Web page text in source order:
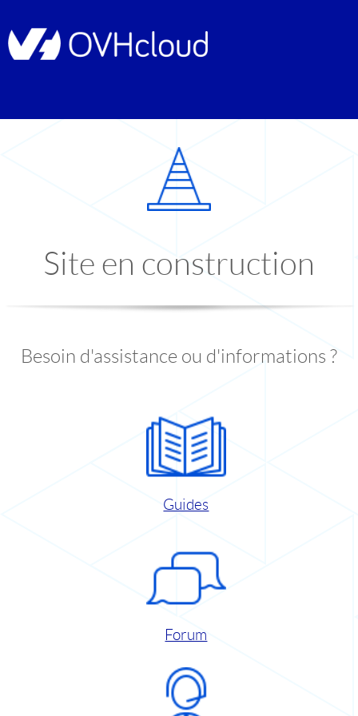
Site en construction
Besoin d'assistance ou d'informations ?
Guides
Forum